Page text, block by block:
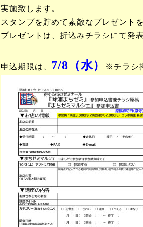
実施致します。
スタンプを貯めて素敵なプレゼントを
プレゼントは、折込みチラシにて発
申込期限は、 7/8 （水） ※チラシ